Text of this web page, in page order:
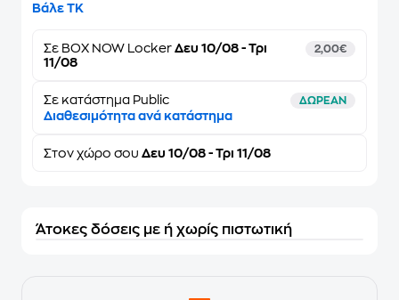
Βάλε ΤΚ
Σε BOX NOW Locker Δευ 10/08 - Τρι
11/08
2,00€
Σε κατάστημα Public ΔΩΡΕΑΝ
Διαθεσιμότητα ανά κατάστημα
Στον χώρο σου Δευ 10/08 - Τρι 11/08
Άτοκες δόσεις με ή χωρίς πιστωτική